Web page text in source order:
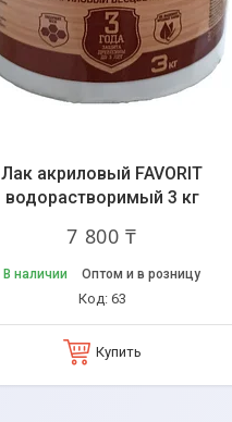
Лак акриловый FAVORIT
водорастворимый 3 кг
7 800 ₸
В наличии Оптом и в розницу
63
Купить